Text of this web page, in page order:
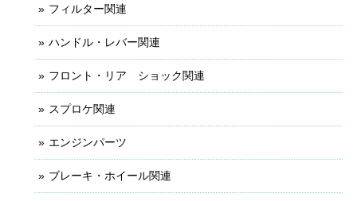
フィルター関連
ハンドル・レバー関連
フロント・リア ショック関連
スプロケ関連
エンジンパーツ
ブレーキ・ホイール関連